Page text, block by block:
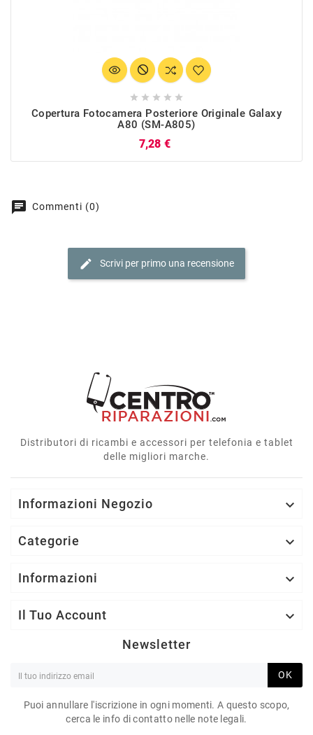
    
Copertura Fotocamera Posteriore Originale Galaxy
A80 (SM-A805)
7,28 €
chat Commenti (0)
edit Scrivi per primo una recensione
Distributori di ricambi e accessori per telefonia e tablet
delle migliori marche.
Informazioni Negozio 
Categorie 
Informazioni 
Il Tuo Account 
Newsletter
OK
Puoi annullare l'iscrizione in ogni momenti. A questo scopo,
cerca le info di contatto nelle note legali.